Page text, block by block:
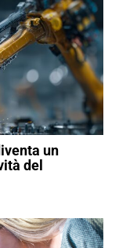
un
del